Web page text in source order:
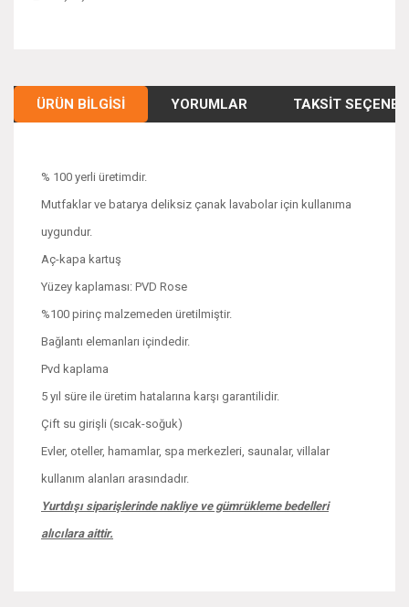
ÜRÜN BILGISI YORUMLAR TAKSIT
% 100 yerli üretimdir.
Mutfaklar ve batarya deliksiz çanak lavabolar için kullanıma
uygundur.
Aç-kapa kartuş
Yüzey kaplaması: PVD Rose
%100 pirinç malzemeden üretilmiştir.
Bağlantı elemanları içindedir.
Pvd kaplama
5 yıl süre ile üretim hatalarına karşı garantilidir.
Çift su girişli (sıcak-soğuk)
Evler, oteller, hamamlar, spa merkezleri, saunalar, villalar
kullanım alanları arasındadır.
Yurtdışı siparişlerinde nakliye ve gümrükleme bedelleri
alıcılara aittir.